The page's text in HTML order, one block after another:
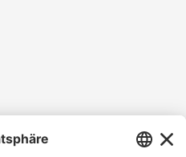
Ihr Urlaubserlebnis mit uns!